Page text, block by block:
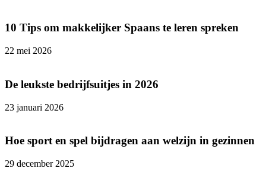
10 Tips om makkelijker Spaans te leren spreken
22 mei 2026
De leukste bedrijfsuitjes in 2026
23 januari 2026
Hoe sport en spel bijdragen aan welzijn in gezinnen
29 december 2025